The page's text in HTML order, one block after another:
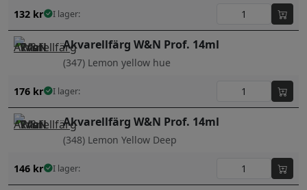
132 kr I lager:
Akvarellfärg W&N Prof. 14ml
(347) Lemon yellow hue
176 kr I lager:
Akvarellfärg W&N Prof. 14ml
(348) Lemon Yellow Deep
146 kr I lager: